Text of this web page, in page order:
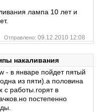
лампа 10 лет и
Отправлено: 09.12.2010 12:08
накаливания
- в январе пойдет пятый
из пяти).а половина
с работы.горят в
постепенно